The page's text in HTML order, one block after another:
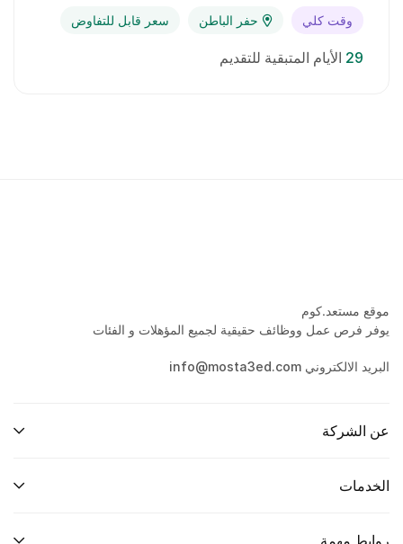
وقت كلي حفر الباطن سعر قابل للتفاوض
29 الأيام المتبقية للتقديم
موقع مستعد.كوم
يوفر فرص عمل ووظائف حقيقية لجميع المؤهلات و الفئات
البريد الالكتروني info@mosta3ed.com
عن الشركة
الخدمات
روابط مهمة